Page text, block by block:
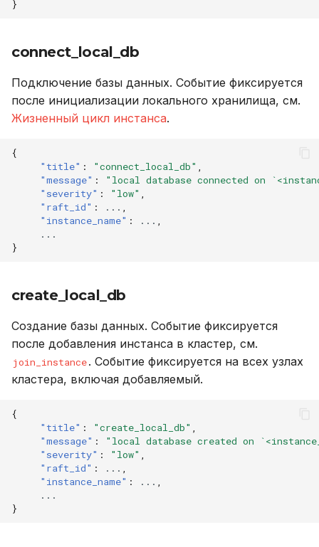
}
connect_local_db
Подключение базы данных. Событие фиксируется
после инициализации локального хранилища, см.
Жизненный цикл инстанса.
{
"title" : "connect_local_db"
"message" :
"local database connected on
"severity" : "low"
"raft_id" : ...
"instance_name" : ...
...
}
create_local_db
Создание базы данных. Событие фиксируется
после добавления инстанса в кластер, см.
join_instance. Событие фиксируется на всех узлах
кластера, включая добавляемый.
{
"title" : "create_local_db"
"message" :
"local database created on
"severity" : "low"
"raft_id" : ...
"instance_name" : ...
...
}